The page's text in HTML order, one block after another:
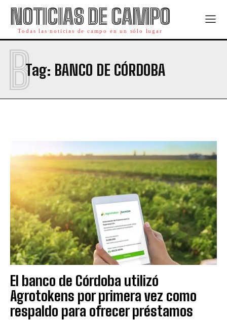
NOTICIAS DE CAMPO
Todas las noticias de campo en un sólo lugar
Tag: BANCO DE CÓRDOBA
B
El banco de Córdoba utilizó
Agrotokens por primera vez como
respaldo para ofrecer préstamos